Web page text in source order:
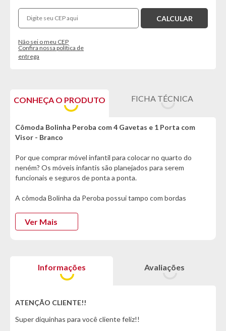
Não sei o meu CEP
Confira nossa política de
entrega
CONHEÇA O PRODUTO FICHA TÉCNICA
Cômoda Bolinha Peroba com 4 Gavetas e 1 Porta com
Visor - Branco
Por que comprar móvel infantil para colocar no quarto do
neném? Os móveis infantis são planejados para serem
funcionais e seguros de ponta a ponta.
A cômoda Bolinha da Peroba possui tampo com bordas
incidentes :)
Informações Técnicas:
- Marca: Peroba
- Material: 100% MDF
Cor:
Ver Mais
Informações Avaliações
ATENÇÃO CLIENTE!!
Super diquinhas para você cliente feliz!!